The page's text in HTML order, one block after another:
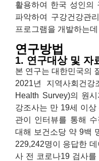
활용하여 한국 성인의
파악하여 구강건강관
프로그램을 개발하는
연구방법
1. 연구대상 및 자
본 연구는 대한민국의
2021년 지역사회건
Health Survey)의 원
강조사는 만 19세 이
관이 인터뷰를 통해
대해 보건소당 약 9백
229,242명이 응답한
사 전 코로나19 검사